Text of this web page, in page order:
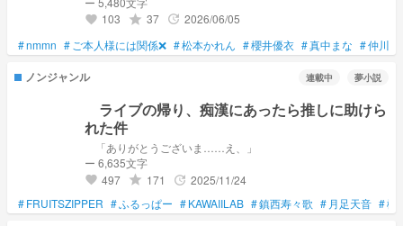
favorite 103 grade 37 update 2026/06/05
#nmmn # ご本人様には関係❌ #松本かれん #櫻井優衣 #真中まな #仲川瑠
ノンジャンル 連載中 夢小説
ライブの帰り、痴漢にあったら推しに助けら
れた件
「ありがとうございま……え、」
ー 6,635文字
favorite 497 grade 171 update 2025/11/24
#FRUITSZIPPER #ふるっぱー #KAWAIILAB #鎮西寿々歌 # 月足天音 #櫻